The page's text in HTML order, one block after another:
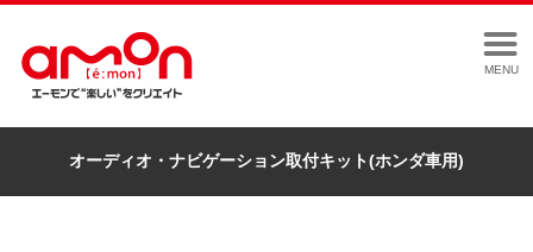
MENU
オーディオ・ナビゲーション取付キット(ホンダ車用)